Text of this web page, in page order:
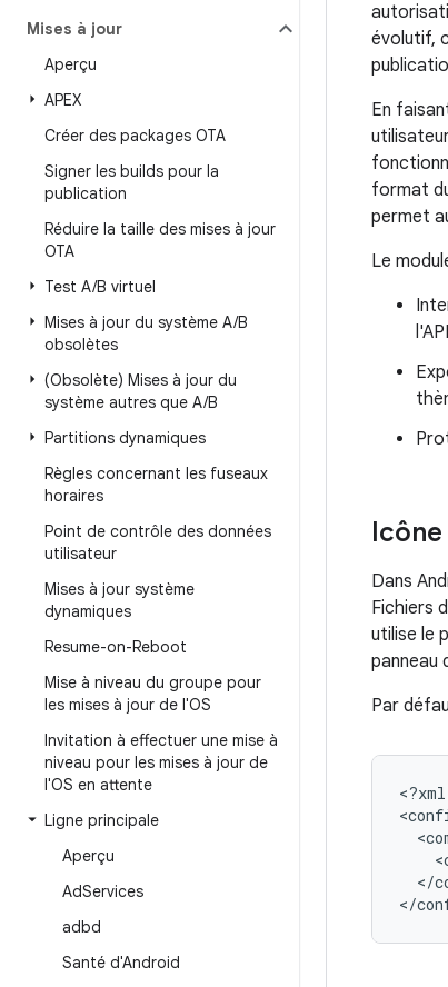
Mises à jour
Aperçu
APEX
Créer des packages OTA
Signer les builds pour la
publication
Réduire la taille des mises à jour
OTA
Test A/B virtuel
Mises à jour du système A/B
obsolètes
(Obsolète) Mises à jour du
système autres que A/B
Partitions dynamiques
Règles concernant les fuseaux
horaires
Point de contrôle des données
utilisateur
Mises à jour système
dynamiques
Resume-on-Reboot
Mise à niveau du groupe pour
les mises à jour de l'OS
Invitation à effectuer une mise à
niveau pour les mises à jour de
l'OS en attente
Ligne principale
Aperçu
AdServices
adbd
Santé d'Android
évolutif,
En
format
permet
Le
l'API
Dans
Fichiers
utilise le
panneau
Par
<?xml
<
<
<
</
</